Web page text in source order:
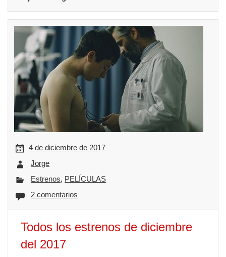
4 de diciembre de 2017
Jorge
Estrenos, PELÍCULAS
2 comentarios
Todos los estrenos de diciembre
del 2017